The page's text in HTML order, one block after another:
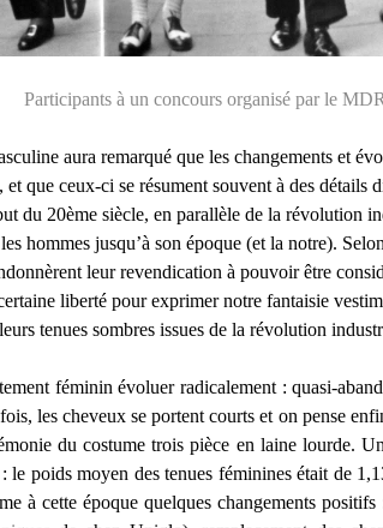
Participants à un concours organisé par le
aura remarqué que les changements et
que ceux-ci se résument souvent à des détails
du 20ème siècle, en parallèle de la révolution
hommes jusqu’à son époque (et la notre).
leur revendication à pouvoir être
liberté pour exprimer notre fantaisie
tenues sombres issues de la révolution
féminin évoluer radicalement : quasi-
les cheveux se portent courts et on pense
du costume trois pièce en laine lourde.
poids moyen des tenues féminines était de
à cette époque quelques changements